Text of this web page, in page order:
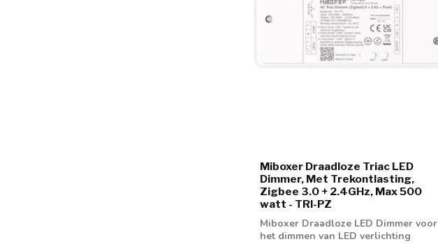
Miboxer Draadloze Triac LED
Dimmer, Met Trekontlasting,
Zigbee 3.0 + 2.4GHz, Max 500
watt - TRI-PZ
Miboxer Draadloze LED Dimmer voor
het dimmen van LED verlichting